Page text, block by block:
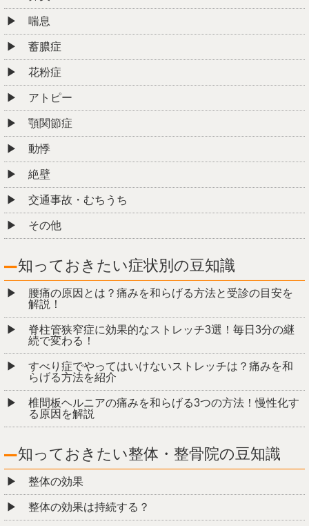
喘息
蓄膿症
花粉症
アトピー
顎関節症
動悸
絶壁
交通事故・むちうち
その他
知っておきたい症状別の豆知識
腰痛の原因とは？痛みを和らげる方法と受診の目安を
解説！
脊柱管狭窄症に効果的なストレッチ3選！毎日3分の継
続で変わる！
すべり症でやってはいけないストレッチは？痛みを和
らげる方法を紹介
椎間板ヘルニアの痛みを和らげる3つの方法！慢性化す
る原因を解説
知っておきたい整体・整骨院の豆知識
整体の効果
整体の効果は持続する？